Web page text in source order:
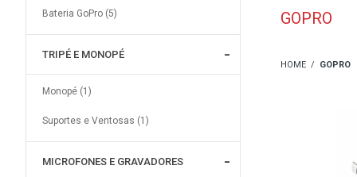
Bateria GoPro (5)
TRIPÉ E MONOPÉ
Monopé (1)
Suportes e Ventosas (1)
MICROFONES E GRAVADORES
GOPRO
GOPRO